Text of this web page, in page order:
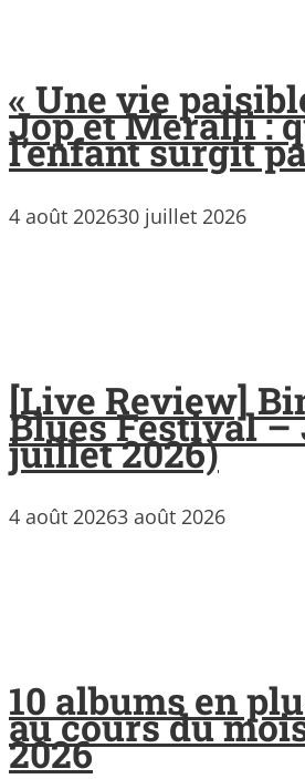
« Une vie
Jop et Meralli :
l’enfant surgit
4 août 202630 juillet 2026
[Live Review]
Blues Festival –
juillet 2026)
4 août 20263 août 2026
10 albums en
au cours du
2026